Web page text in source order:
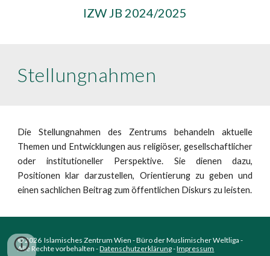
IZW JB 2024/2025
Stellungnahmen
Die Stellungnahmen des Zentrums behandeln aktuelle
Themen und Entwicklungen aus religiöser, gesellschaftlicher
oder institutioneller Perspektive. Sie dienen dazu,
Positionen klar darzustellen, Orientierung zu geben und
einen sachlichen Beitrag zum öffentlichen Diskurs zu leisten.
© 2026 Islamisches Zentrum Wien - Büro der Muslimischer Weltliga -
Alle Rechte vorbehalten -Datenschutzerklärung-Impressum